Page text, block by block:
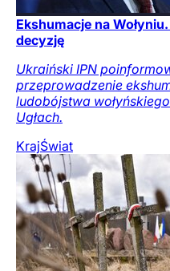
Ekshumacje na
decyzję
Ukraiński IPN
przeprowadzenie
ludobójstwa
Ugłach.
KrajŚwiat